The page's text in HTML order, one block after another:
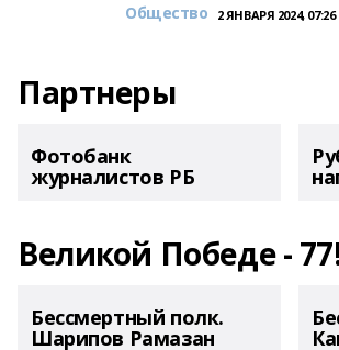
Общество 2 ЯНВАРЯ 2024, 07:26
Партнеры
Фотобанк
журналистов РБ
Великой Победе -
Бессмертный полк.
Шарипов Рамазан